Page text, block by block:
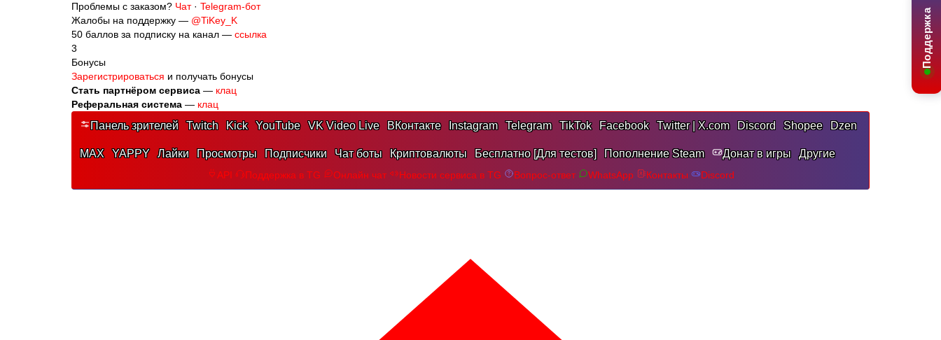
Поддержка
Проблемы с заказом? Чат· Telegram-бот
Жалобы на поддержку — @TiKey_K
50 баллов за подписку на канал — ссылка
3
Бонусы
Зарегистрироваться и получать бонусы
Стать партнёром сервиса — клац
Реферальная система — клац
Панель зрителей Twitch Kick YouTube VK Video Live ВКонтакте Instagram Telegram TikTok Facebook Twitter | X.com Discord Shopee Dzen
MAX YAPPY Лайки Просмотры Подписчики Чат боты Криптовалюты Бесплатно [Для тестов] Пополнение Steam Донат в игры Другие
API Поддержка в TG Онлайн чат Новости сервиса в TG Вопрос-ответ WhatsApp Контакты Discord